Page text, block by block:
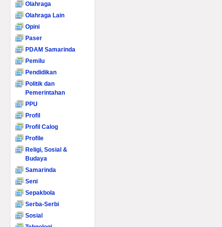
Olahraga
Olahraga Lain
Opini
Paser
PDAM Samarinda
Pemilu
Pendidikan
Politik dan
Pemerintahan
PPU
Profil
Profil Calog
Profile
Religi, Sosial &
Budaya
Samarinda
Seni
Sepakbola
Serba-Serbi
Sosial